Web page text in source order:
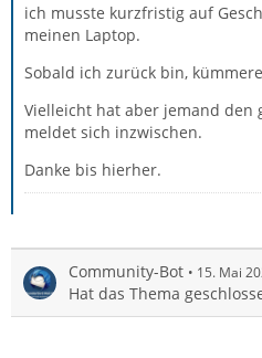
ich musste kurzfristig auf
meinen Laptop.
Sobald ich zurück bin,
Vielleicht hat aber jemand den
meldet sich inzwischen.
Danke bis hierher.
Community-Bot 15. Mai
Hat das Thema